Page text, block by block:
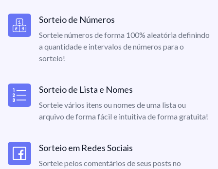
Sorteio de Números
Sorteie números de forma 100% aleatória definindo
a quantidade e intervalos de números para o
sorteio!
Sorteio de Lista e Nomes
Sorteie vários itens ou nomes de uma lista ou
arquivo de forma fácil e intuitiva de forma gratuita!
Sorteio em Redes Sociais
Sorteie pelos comentários de seus posts no